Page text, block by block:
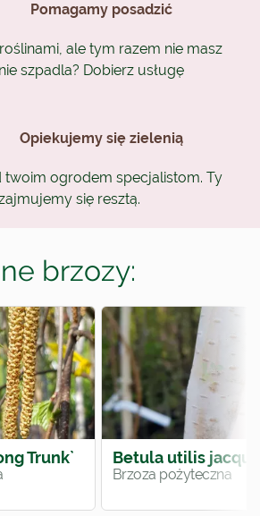
Pomagamy posadzić
ale tym razem nie masz
szpadla? Dobierz usługę
Opiekujemy się zielenią
twoim ogrodem specjalistom. Ty
się resztą.
brzozy:
Trunk` Betula utilis
Brzoza pożyteczna